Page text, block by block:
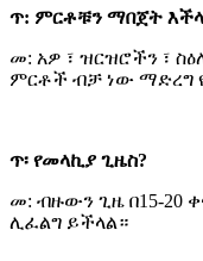
ጥ: ምርቶቹን ማበጀት
መ: አዎ ፣ ዝርዝሮችን ፣
ምርቶች ብቻ ነው ማድረግ
ጥ፡ የመላኪያ ጊዜስ?
መ: ብዙውን ጊዜ በ15-20
ሊፈልግ ይችላል።